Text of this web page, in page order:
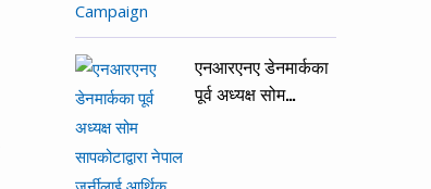
एनआरएनए डेनमार्कका
पूर्व अध्यक्ष सोम…